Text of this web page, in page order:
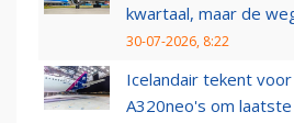
kwartaal, maar de
30-07-2026, 8:22
Icelandair tekent
A320neo's om